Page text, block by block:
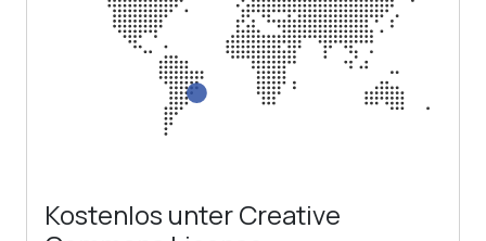
Kostenlos unter Creative